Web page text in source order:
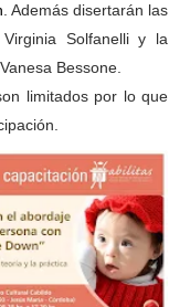
. Además disertarán las
Solfanelli y la
Bessone.
limitados por lo que